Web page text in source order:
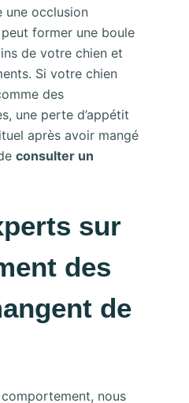
une occlusion
former une boule
de votre chien et
Si votre chien
des
une perte d’appétit
après avoir mangé
consulter un
sur
des
de
nous